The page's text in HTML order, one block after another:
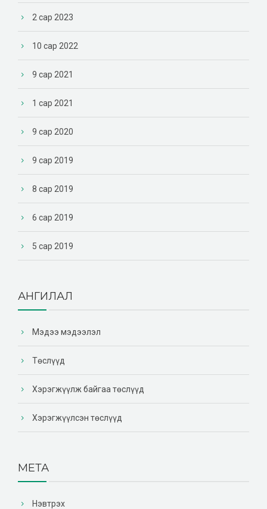
2 сар 2023
10 сар 2022
9 сар 2021
1 сар 2021
9 сар 2020
9 сар 2019
8 сар 2019
6 сар 2019
5 сар 2019
АНГИЛАЛ
Мэдээ мэдээлэл
Төслүүд
Хэрэгжүүлж байгаа төслүүд
Хэрэгжүүлсэн төслүүд
МЕТА
Нэвтрэх